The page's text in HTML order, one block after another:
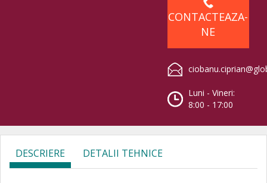
CONTACTEAZA-
NE
Luni - Vineri:
8:00 - 17:00
DESCRIERE DETALII TEHNICE